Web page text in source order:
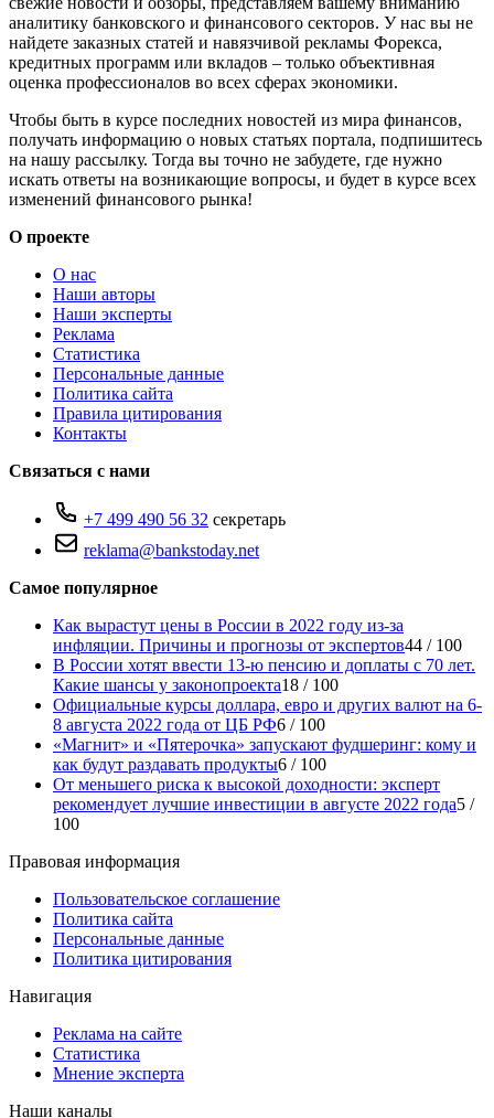
аналитику банковского и финансового секторов. У нас вы не
найдете заказных статей и навязчивой рекламы Форекса,
кредитных программ или вкладов – только объективная
оценка профессионалов во всех сферах экономики.
Чтобы быть в курсе последних новостей из мира финансов,
получать информацию о новых статьях портала, подпишитесь
на нашу рассылку. Тогда вы точно не забудете, где нужно
искать ответы на возникающие вопросы, и будет в курсе всех
изменений финансового рынка!
О проекте
О нас
Наши авторы
Наши эксперты
Реклама
Статистика
Персональные данные
Политика сайта
Правила цитирования
Контакты
Связаться с нами
+7 499 490 56 32 секретарь
reklama@bankstoday.net
Самое популярное
Как вырастут цены в России в 2022 году из-за
инфляции. Причины и прогнозы от экспертов44 / 100
В России хотят ввести 13-ю пенсию и доплаты с 70 лет.
Какие шансы у законопроекта18 / 100
Официальные курсы доллара, евро и других валют на 6-
8 августа 2022 года от ЦБ РФ6 / 100
«Магнит» и «Пятерочка» запускают фудшеринг: кому и
как будут раздавать продукты6 / 100
От меньшего риска к высокой доходности: эксперт
рекомендует лучшие инвестиции в августе 2022 года5 /
100
Правовая информация
Пользовательское соглашение
Политика сайта
Персональные данные
Политика цитирования
Навигация
Реклама на сайте
Статистика
Мнение эксперта
Наши каналы